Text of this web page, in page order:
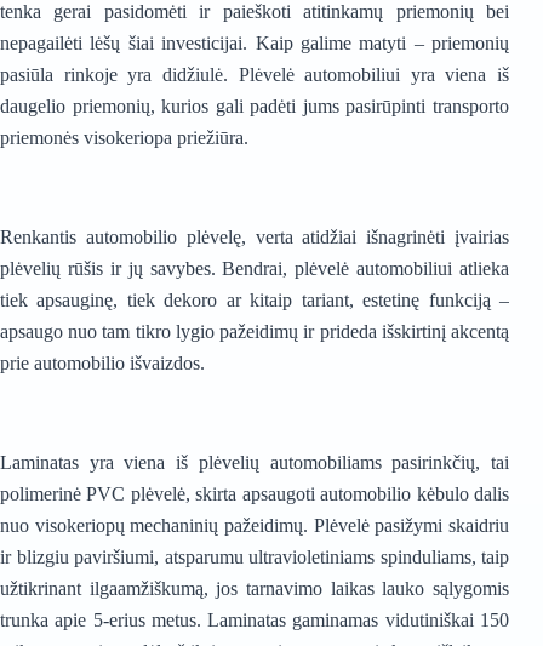
tenka gerai pasidomėti ir paieškoti atitinkamų priemonių bei
nepagailėti lėšų šiai investicijai. Kaip galime matyti – priemonių
pasiūla rinkoje yra didžiulė. Plėvelė automobiliui yra viena iš
daugelio priemonių, kurios gali padėti jums pasirūpinti transporto
priemonės visokeriopa priežiūra.
Renkantis automobilio plėvelę, verta atidžiai išnagrinėti įvairias
plėvelių rūšis ir jų savybes. Bendrai, plėvelė automobiliui atlieka
tiek apsauginę, tiek dekoro ar kitaip tariant, estetinę funkciją –
apsaugo nuo tam tikro lygio pažeidimų ir prideda išskirtinį akcentą
prie automobilio išvaizdos.
Laminatas yra viena iš plėvelių automobiliams pasirinkčių, tai
polimerinė PVC plėvelė, skirta apsaugoti automobilio kėbulo dalis
nuo visokeriopų mechaninių pažeidimų. Plėvelė pasižymi skaidriu
ir blizgiu paviršiumi, atsparumu ultravioletiniams spinduliams, taip
užtikrinant ilgaamžiškumą, jos tarnavimo laikas lauko sąlygomis
trunka apie 5-erius metus. Laminatas gaminamas vidutiniškai 150